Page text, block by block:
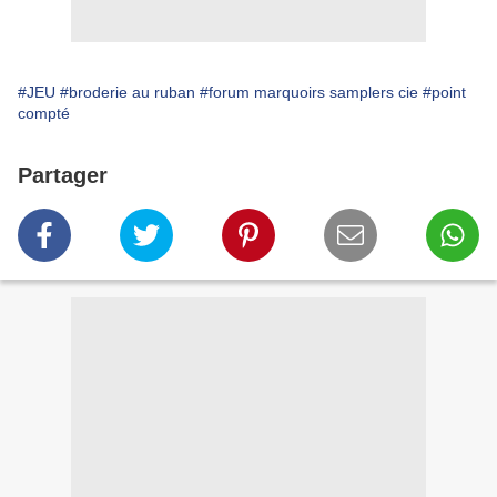
#JEU #broderie au ruban #forum marquoirs samplers cie #point
compté
Partager